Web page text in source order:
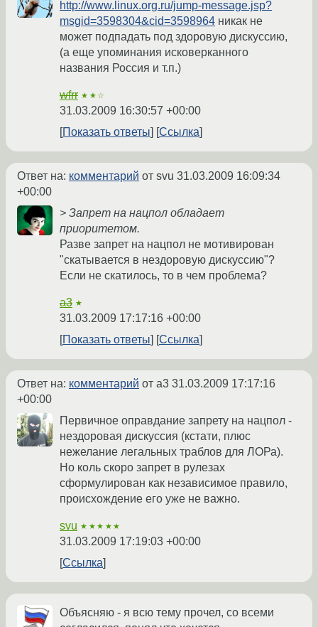
http://www.linux.org.ru/jump-message.jsp?
msgid=3598304&cid=3598964 никак не
может подпадать под здоровую дискуссию,
(а еще упоминания исковерканного
названия Россия и т.п.)
wfrr ★★☆
31.03.2009 16:30:57 +00:00
Показать ответы
Ссылка
Ответ на: комментарий от svu 31.03.2009 16:09:34
+00:00
> Запрет на нацпол обладает
приоритетом.
Разве запрет на нацпол не мотивирован
"скатывается в нездоровую дискуссию"?
Если не скатилось, то в чем проблема?
a3 ★
31.03.2009 17:17:16 +00:00
Показать ответы
Ссылка
Ответ на: комментарий от a3 31.03.2009 17:17:16
+00:00
Первичное оправдание запрету на нацпол -
нездоровая дискуссия (кстати, плюс
нежелание легальных траблов для ЛОРа).
Но коль скоро запрет в рулезах
сформулирован как независимое правило,
происхождение его уже не важно.
svu ★★★★★
31.03.2009 17:19:03 +00:00
Ссылка
Объясняю - я всю тему прочел, со всеми